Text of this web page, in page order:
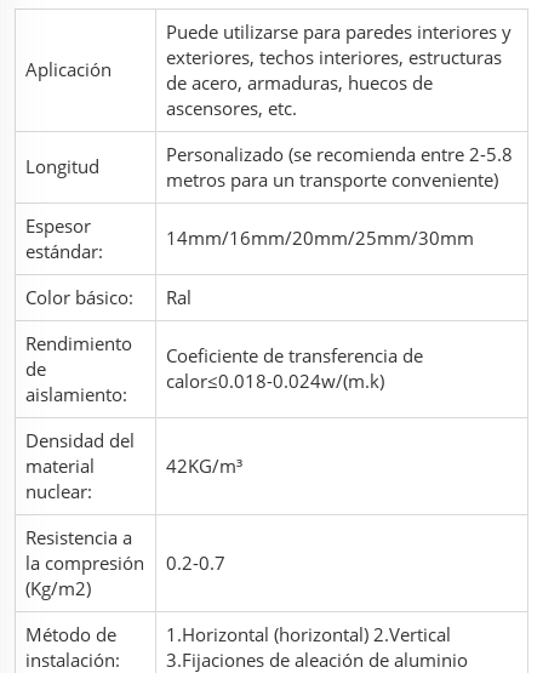
Aplicación
Puede utilizarse para paredes interiores y
exteriores, techos interiores, estructuras
de acero, armaduras, huecos de
ascensores, etc.
Longitud
Personalizado (se recomienda entre 2-5.8
metros para un transporte conveniente)
Espesor
estándar:
14mm/16mm/20mm/25mm/30mm
Color básico:
Ral
Rendimiento
de
aislamiento:
Coeficiente de transferencia de
calor≤0.018-0.024w/(m.k)
Densidad del
material
nuclear:
42KG/m³
Resistencia a
la compresión
(Kg/m2)
0.2-0.7
Método de
instalación:
1.Horizontal (horizontal) 2.Vertical
3.Fijaciones de aleación de aluminio